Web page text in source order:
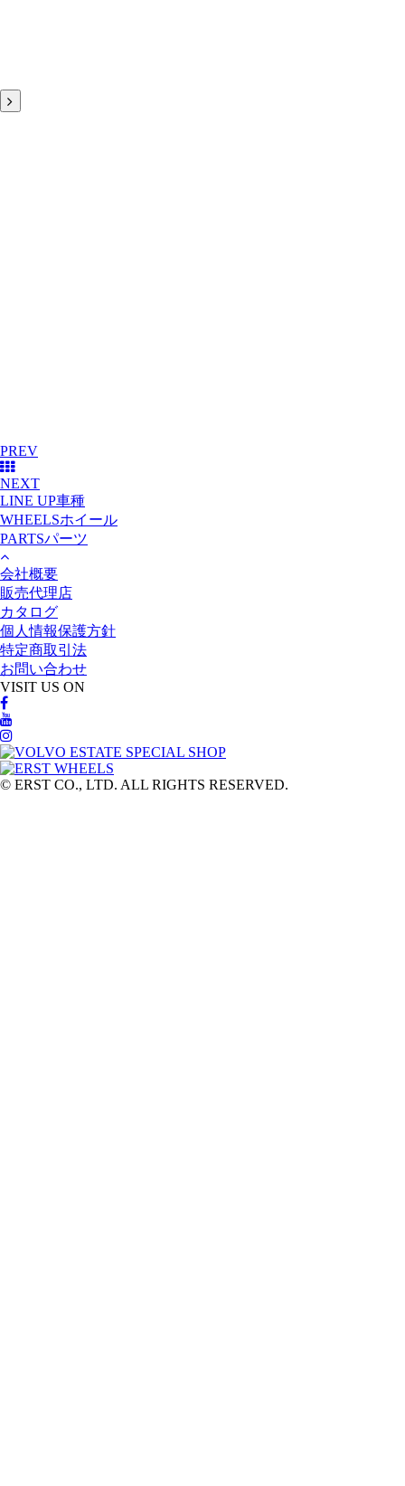
PREV
NEXT
LINE UP車種
WHEELSホイール
PARTSパーツ
会社概要
販売代理店
カタログ
個人情報保護方針
特定商取引法
お問い合わせ
VISIT US ON
© ERST CO., LTD. ALL RIGHTS RESERVED.